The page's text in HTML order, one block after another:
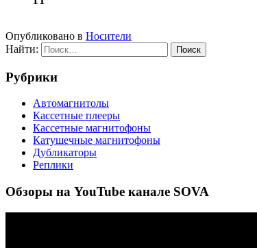
Опубликовано в Носители
Найти:
Рубрики
Автомагнитолы
Кассетные плееры
Кассетные магнитофоны
Катушечные магнитофоны
Дубликаторы
Реплики
Обзоры на YouTube канале SOVA